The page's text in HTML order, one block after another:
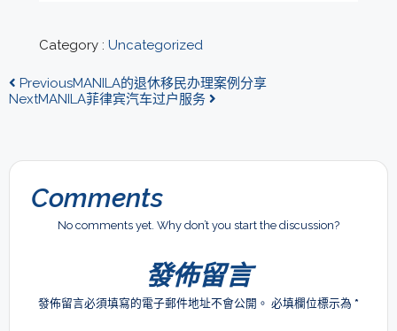
Category : Uncategorized
PreviousMANILA的退休移民办理案例分享
NextMANILA菲律宾汽车过户服务
Comments
No comments yet. Why don’t you start the discussion?
發佈留言
發佈留言必須填寫的電子郵件地址不會公開。 必填欄位標示為 *